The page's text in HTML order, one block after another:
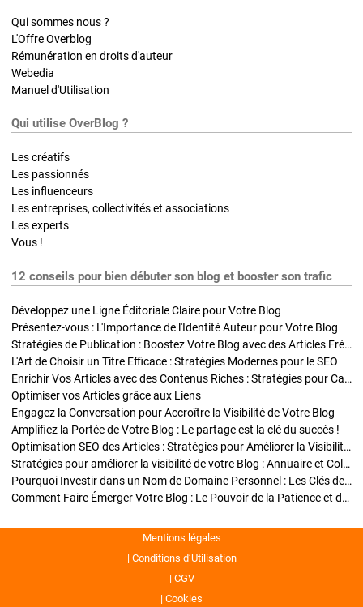
Qui sommes nous ?
L'Offre Overblog
Rémunération en droits d'auteur
Webedia
Manuel d'Utilisation
Qui utilise OverBlog ?
Les créatifs
Les passionnés
Les influenceurs
Les entreprises, collectivités et associations
Les experts
Vous !
12 conseils pour bien débuter son blog et booster son trafic
Développez une Ligne Éditoriale Claire pour Votre Blog
Présentez-vous : L'Importance de l'Identité Auteur pour Votre Blog
Stratégies de Publication : Boostez Votre Blog avec des Articles Fréquents et Exclusifs
L'Art de Choisir un Titre Efficace : Stratégies Modernes pour le SEO
Enrichir Vos Articles avec des Contenus Riches : Stratégies pour Captiver et Optimiser
Optimiser vos Articles grâce aux Liens
Engagez la Conversation pour Accroître la Visibilité de Votre Blog
Amplifiez la Portée de Votre Blog : Le partage est la clé du succès !
Optimisation SEO des Articles : Stratégies pour Améliorer la Visibilité de Votre Blog
Stratégies pour améliorer la visibilité de votre Blog : Annuaire et Collaborations
Pourquoi Investir dans un Nom de Domaine Personnel : Les Clés de la Réussite de Votre Blog
Comment Faire Émerger Votre Blog : Le Pouvoir de la Patience et de la Persévérance
Mentions légales
Conditions d’Utilisation
CGV
Cookies